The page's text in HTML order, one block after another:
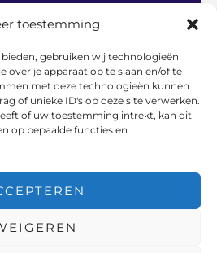
toestemming
gebruiken wij technologieën
over je apparaat op te slaan en/of te
met deze technologieën kunnen
of unieke ID's op deze site verwerken.
of uw toestemming intrekt, kan dit
op bepaalde functies en
Home
Gezinsleven
en vrije tijd
ontwikkeling
en communicatie
en werk